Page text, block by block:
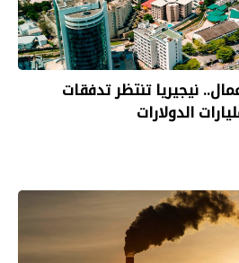
نيجيريا تنتظر تدفقات
الدولارات